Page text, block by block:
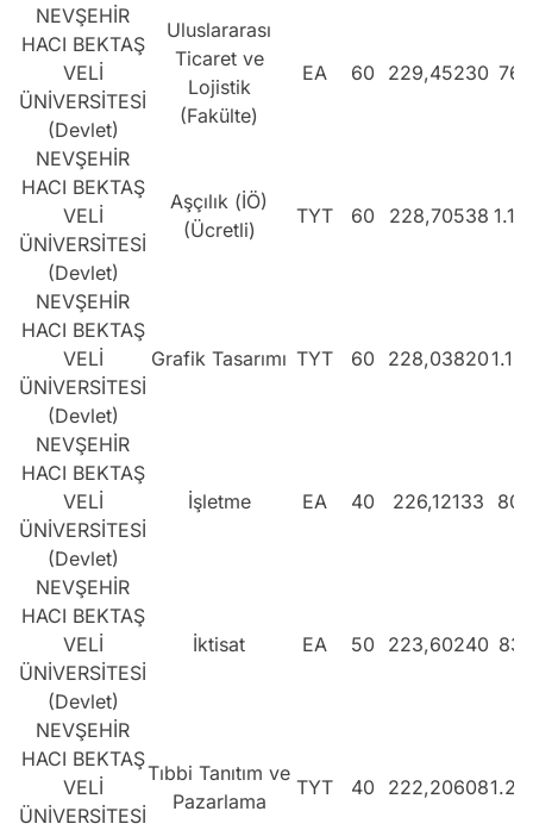
NEVŞEHİR
HACI BEKTAŞ
VELİ
ÜNİVERSİTESİ
(Devlet)
Uluslararası
Ticaret ve
Lojistik
(Fakülte)
EA 60 229,45230
NEVŞEHİR
HACI BEKTAŞ
VELİ
ÜNİVERSİTESİ
(Devlet)
Aşçılık (İÖ)
(Ücretli)
TYT 60 228,70538
NEVŞEHİR
HACI BEKTAŞ
VELİ
ÜNİVERSİTESİ
(Devlet)
Grafik Tasarımı TYT 60 228,03820
NEVŞEHİR
HACI BEKTAŞ
VELİ
ÜNİVERSİTESİ
(Devlet)
İşletme EA 40 226,12133
NEVŞEHİR
HACI BEKTAŞ
VELİ
ÜNİVERSİTESİ
(Devlet)
İktisat EA 50 223,60240
NEVŞEHİR
HACI BEKTAŞ
VELİ
ÜNİVERSİTESİ
Tıbbi Tanıtım ve
Pazarlama
TYT 40 222,20608